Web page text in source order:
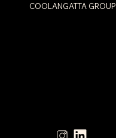
COOLANGATTA GROUP